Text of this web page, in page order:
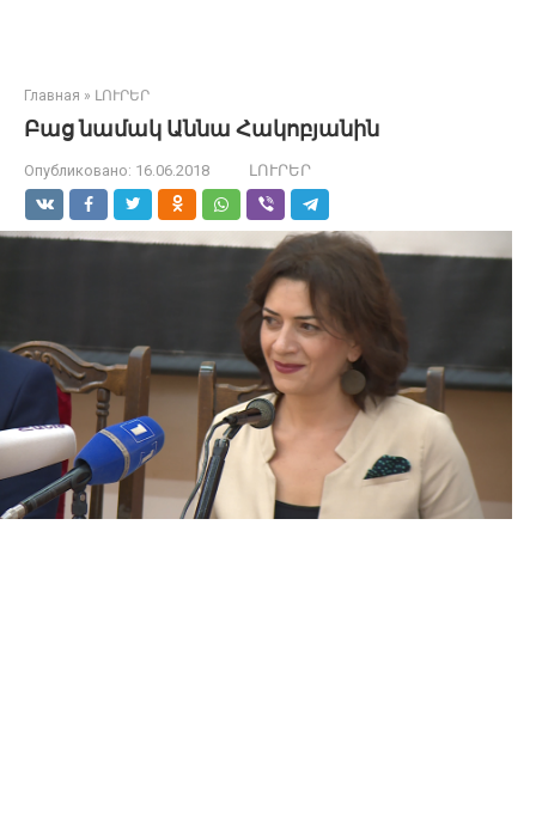
Главная » ԼՈՒՐԵՐ
Բաց նամակ Աննա Հակոբյանին
Опубликовано: 16.06.2018 ԼՈՒՐԵՐ